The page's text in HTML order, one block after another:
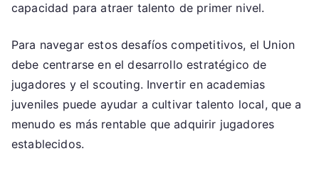
capacidad para atraer talento de primer nivel.
Para navegar estos desafíos competitivos, el Union
debe centrarse en el desarrollo estratégico de
jugadores y el scouting. Invertir en academias
juveniles puede ayudar a cultivar talento local, que a
menudo es más rentable que adquirir jugadores
establecidos.